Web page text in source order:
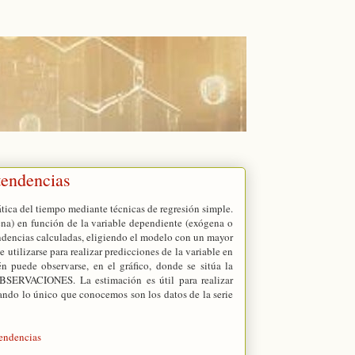
del tiempo mediante técnicas de regresión simple.
en función de la variable dependiente (exógena o
calculadas, eligiendo el modelo con un mayor
para realizar predicciones de la variable en
observarse, en el gráfico, donde se sitúa la
La estimación es útil para realizar
lo único que conocemos son los datos de la serie